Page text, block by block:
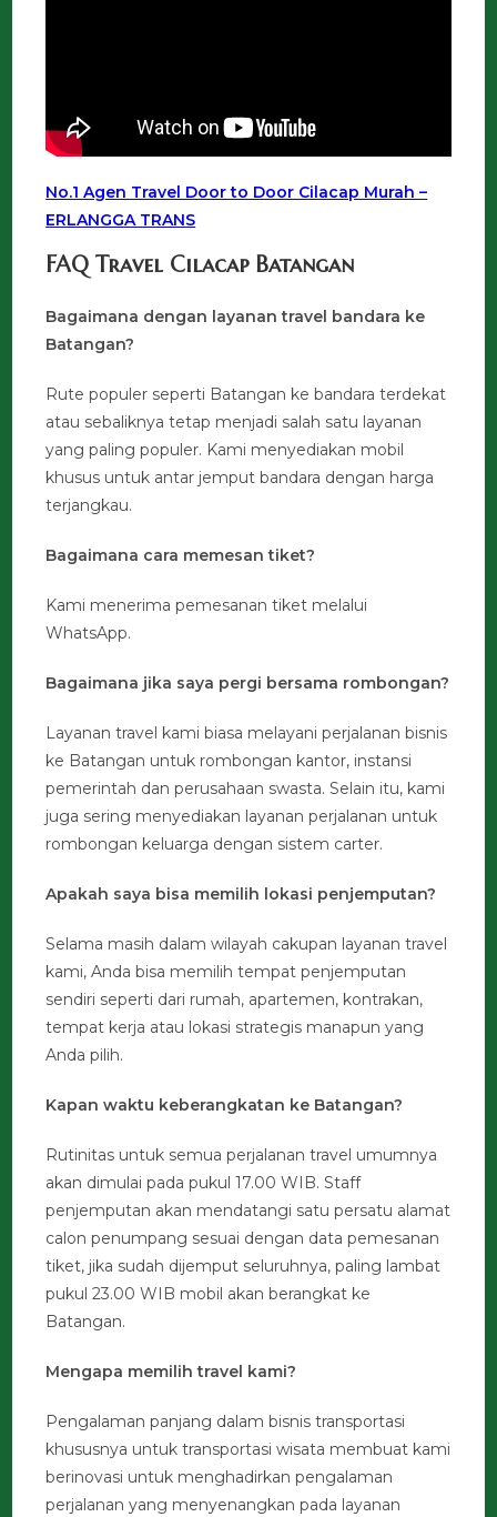
No.1 Agen Travel Door to Door Cilacap Murah –
ERLANGGA TRANS
FAQ Travel Cilacap Batangan
Bagaimana dengan layanan travel bandara ke
Batangan?
Rute populer seperti Batangan ke bandara terdekat
atau sebaliknya tetap menjadi salah satu layanan
yang paling populer. Kami menyediakan mobil
khusus untuk antar jemput bandara dengan harga
terjangkau.
Bagaimana cara memesan tiket?
Kami menerima pemesanan tiket melalui
WhatsApp.
Bagaimana jika saya pergi bersama rombongan?
Layanan travel kami biasa melayani perjalanan bisnis
ke Batangan untuk rombongan kantor, instansi
pemerintah dan perusahaan swasta. Selain itu, kami
juga sering menyediakan layanan perjalanan untuk
rombongan keluarga dengan sistem carter.
Apakah saya bisa memilih lokasi penjemputan?
Selama masih dalam wilayah cakupan layanan travel
kami, Anda bisa memilih tempat penjemputan
sendiri seperti dari rumah, apartemen, kontrakan,
tempat kerja atau lokasi strategis manapun yang
Anda pilih.
Kapan waktu keberangkatan ke Batangan?
Rutinitas untuk semua perjalanan travel umumnya
akan dimulai pada pukul 17.00 WIB. Staff
penjemputan akan mendatangi satu persatu alamat
calon penumpang sesuai dengan data pemesanan
tiket, jika sudah dijemput seluruhnya, paling lambat
pukul 23.00 WIB mobil akan berangkat ke
Batangan.
Mengapa memilih travel kami?
Pengalaman panjang dalam bisnis transportasi
khususnya untuk transportasi wisata membuat kami
berinovasi untuk menghadirkan pengalaman
perjalanan yang menyenangkan pada layanan